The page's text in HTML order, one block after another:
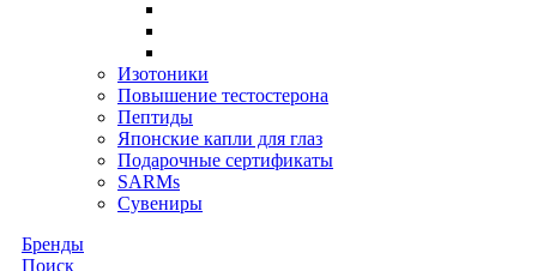
Изотоники
Повышение тестостерона
Пептиды
Японские капли для глаз
Подарочные сертификаты
SARMs
Сувениры
Бренды
Поиск